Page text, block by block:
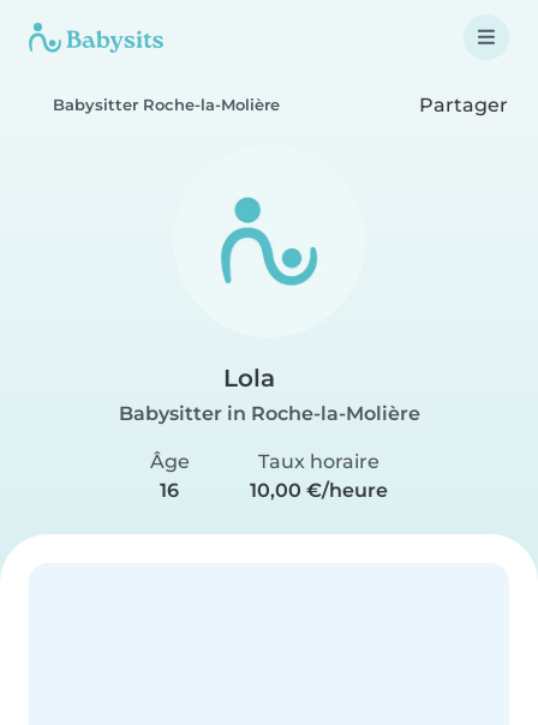
Babysitter Roche-la-Molière Partager
Lola
Babysitter in Roche-la-Molière
Âge
16
Taux horaire
10,00 €/heure